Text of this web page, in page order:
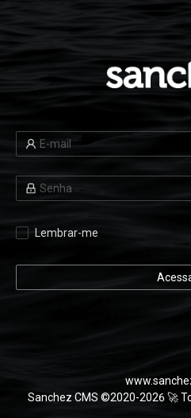
Lembrar-me
Sanchez CMS ©2020-2026 🚀